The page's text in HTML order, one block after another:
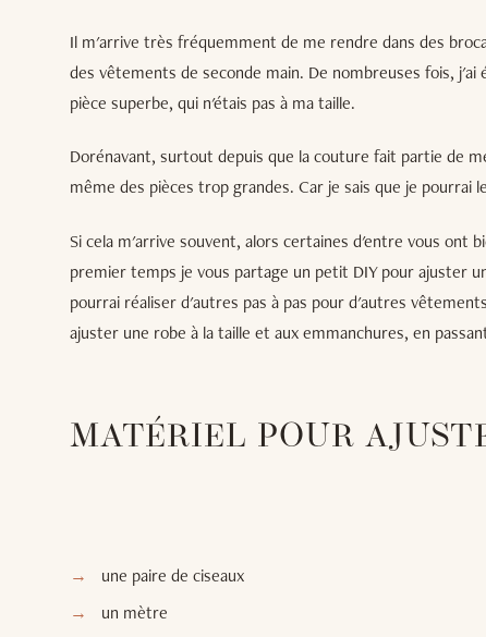
Il m'arrive très fréquemment de me rendre dans des
des vêtements de seconde main. De nombreuses fois,
pièce superbe, qui n'étais pas à ma taille.
Dorénavant, surtout depuis que la couture fait partie de
même des pièces trop grandes. Car je sais que je pourrai
Si cela m'arrive souvent, alors certaines d'entre vous ont
premier temps je vous partage un petit DIY pour ajuster
pourrai réaliser d'autres pas à pas pour d'autres
ajuster une robe à la taille et aux emmanchures, en
MATÉRIEL POUR
une paire de ciseaux
un mètre